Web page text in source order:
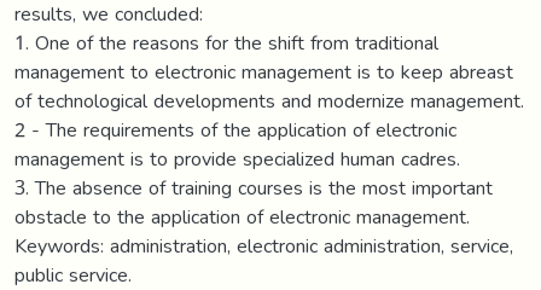
results, we concluded:
1. One of the reasons for the shift from traditional
management to electronic management is to keep abreast
of technological developments and modernize management.
2 - The requirements of the application of electronic
management is to provide specialized human cadres.
3. The absence of training courses is the most important
obstacle to the application of electronic management.
Keywords: administration, electronic administration, service,
public service.